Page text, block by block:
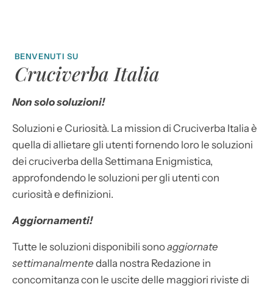
BENVENUTI SU
Cruciverba Italia
Non solo soluzioni!
Soluzioni e Curiosità. La mission di Cruciverba Italia è
quella di allietare gli utenti fornendo loro le soluzioni
dei cruciverba della Settimana Enigmistica,
approfondendo le soluzioni per gli utenti con
curiosità e definizioni.
Aggiornamenti!
Tutte le soluzioni disponibili sonoaggiornate
settimanalmente dalla nostra Redazione in
concomitanza con le uscite delle maggiori riviste di